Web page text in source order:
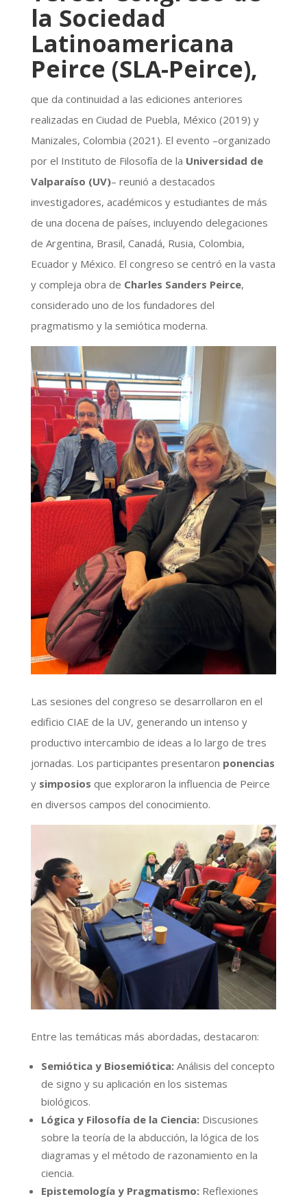
la Sociedad
Latinoamericana
Peirce (SLA-Peirce),
que da continuidad a las ediciones anteriores
realizadas en Ciudad de Puebla, México (2019) y
Manizales, Colombia (2021). El evento –organizado
por el Instituto de Filosofía de la Universidad de
Valparaíso (UV)– reunió a destacados
investigadores, académicos y estudiantes de más
de una docena de países, incluyendo delegaciones
de Argentina, Brasil, Canadá, Rusia, Colombia,
Ecuador y México. El congreso se centró en la vasta
y compleja obra de Charles Sanders Peirce,
considerado uno de los fundadores del
pragmatismo y la semiótica moderna.
Las sesiones del congreso se desarrollaron en el
edificio CIAE de la UV, generando un intenso y
productivo intercambio de ideas a lo largo de tres
jornadas. Los participantes presentaron ponencias
y simposios que exploraron la influencia de Peirce
en diversos campos del conocimiento.
Entre las temáticas más abordadas, destacaron:
Semiótica y Biosemiótica:Análisis del concepto
de signo y su aplicación en los sistemas
biológicos.
Lógica y Filosofía de la Ciencia:Discusiones
sobre la teoría de la abducción, la lógica de los
diagramas y el método de razonamiento en la
ciencia.
Epistemología y Pragmatismo:Reflexiones